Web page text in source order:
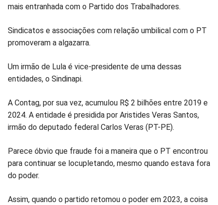
mais entranhada com o Partido dos Trabalhadores.
Sindicatos e associações com relação umbilical com o PT
promoveram a algazarra.
Um irmão de Lula é vice-presidente de uma dessas
entidades, o Sindinapi.
A Contag, por sua vez, acumulou R$ 2 bilhões entre 2019 e
2024. A entidade é presidida por Aristides Veras Santos,
irmão do deputado federal Carlos Veras (PT-PE).
Parece óbvio que fraude foi a maneira que o PT encontrou
para continuar se locupletando, mesmo quando estava fora
do poder.
Assim, quando o partido retomou o poder em 2023, a coisa